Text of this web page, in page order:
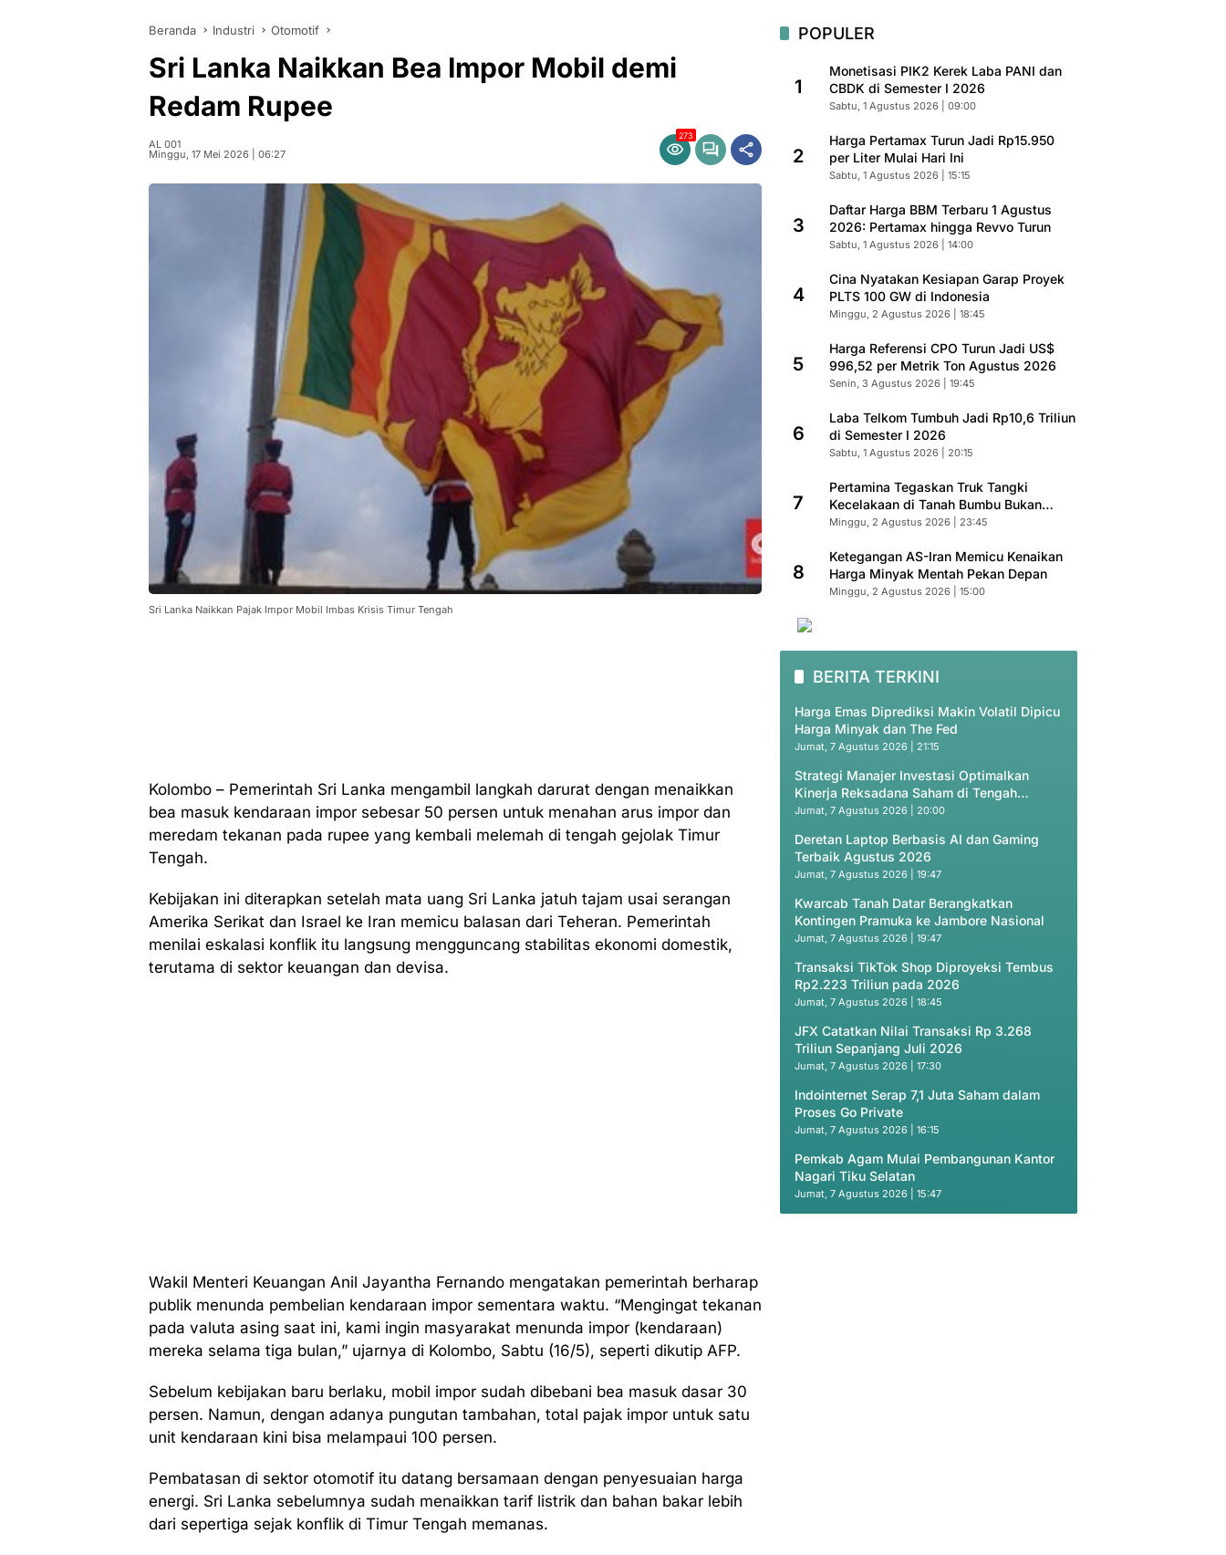
Beranda Industri Otomotif
Sri Lanka Naikkan Bea Impor Mobil demi
Redam Rupee
AL 001
Minggu, 17 Mei 2026 | 06:27
273
Sri Lanka Naikkan Pajak Impor Mobil Imbas Krisis Timur Tengah
Kolombo – Pemerintah Sri Lanka mengambil langkah darurat dengan menaikkan
bea masuk kendaraan impor sebesar 50 persen untuk menahan arus impor dan
meredam tekanan pada rupee yang kembali melemah di tengah gejolak Timur
Tengah.
Kebijakan ini diterapkan setelah mata uang Sri Lanka jatuh tajam usai serangan
Amerika Serikat dan Israel ke Iran memicu balasan dari Teheran. Pemerintah
menilai eskalasi konflik itu langsung mengguncang stabilitas ekonomi domestik,
terutama di sektor keuangan dan devisa.
Wakil Menteri Keuangan Anil Jayantha Fernando mengatakan pemerintah berharap
publik menunda pembelian kendaraan impor sementara waktu. “Mengingat tekanan
pada valuta asing saat ini, kami ingin masyarakat menunda impor (kendaraan)
mereka selama tiga bulan,” ujarnya di Kolombo, Sabtu (16/5), seperti dikutip AFP.
Sebelum kebijakan baru berlaku, mobil impor sudah dibebani bea masuk dasar 30
persen. Namun, dengan adanya pungutan tambahan, total pajak impor untuk satu
unit kendaraan kini bisa melampaui 100 persen.
Pembatasan di sektor otomotif itu datang bersamaan dengan penyesuaian harga
energi. Sri Lanka sebelumnya sudah menaikkan tarif listrik dan bahan bakar lebih
dari sepertiga sejak konflik di Timur Tengah memanas.
POPULER
1
Monetisasi PIK2 Kerek Laba PANI dan
CBDK di Semester I 2026
Sabtu, 1 Agustus 2026 | 09:00
2
Harga Pertamax Turun Jadi Rp15.950
per Liter Mulai Hari Ini
Sabtu, 1 Agustus 2026 | 15:15
3
Daftar Harga BBM Terbaru 1 Agustus
2026: Pertamax hingga Revvo Turun
Sabtu, 1 Agustus 2026 | 14:00
4
Cina Nyatakan Kesiapan Garap Proyek
PLTS 100 GW di Indonesia
Minggu, 2 Agustus 2026 | 18:45
5
Harga Referensi CPO Turun Jadi US$
996,52 per Metrik Ton Agustus 2026
Senin, 3 Agustus 2026 | 19:45
6
Laba Telkom Tumbuh Jadi Rp10,6 Triliun
di Semester I 2026
Sabtu, 1 Agustus 2026 | 20:15
7
Pertamina Tegaskan Truk Tangki
Kecelakaan di Tanah Bumbu Bukan
Armada Resmi
Minggu, 2 Agustus 2026 | 23:45
8
Ketegangan AS-Iran Memicu Kenaikan
Harga Minyak Mentah Pekan Depan
Minggu, 2 Agustus 2026 | 15:00
BERITA TERKINI
Harga Emas Diprediksi Makin Volatil Dipicu
Harga Minyak dan The Fed
Jumat, 7 Agustus 2026 | 21:15
Strategi Manajer Investasi Optimalkan
Kinerja Reksadana Saham di Tengah
Valuasi Murah
Jumat, 7 Agustus 2026 | 20:00
Deretan Laptop Berbasis AI dan Gaming
Terbaik Agustus 2026
Jumat, 7 Agustus 2026 | 19:47
Kwarcab Tanah Datar Berangkatkan
Kontingen Pramuka ke Jambore Nasional
Jumat, 7 Agustus 2026 | 19:47
Transaksi TikTok Shop Diproyeksi Tembus
Rp2.223 Triliun pada 2026
Jumat, 7 Agustus 2026 | 18:45
JFX Catatkan Nilai Transaksi Rp 3.268
Triliun Sepanjang Juli 2026
Jumat, 7 Agustus 2026 | 17:30
Indointernet Serap 7,1 Juta Saham dalam
Proses Go Private
Jumat, 7 Agustus 2026 | 16:15
Pemkab Agam Mulai Pembangunan Kantor
Nagari Tiku Selatan
Jumat, 7 Agustus 2026 | 15:47